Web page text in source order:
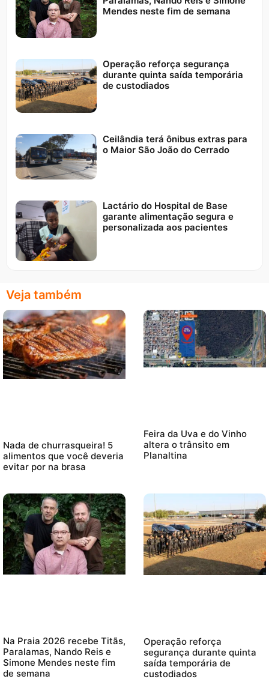
Mendes neste fim de semana
Operação reforça segurança
durante quinta saída temporária
de custodiados
Ceilândia terá ônibus extras para
o Maior São João do Cerrado
Lactário do Hospital de Base
garante alimentação segura e
personalizada aos pacientes
Veja também
Nada de churrasqueira! 5
alimentos que você deveria
evitar por na brasa
Feira da Uva e do Vinho
altera o trânsito em
Planaltina
Na Praia 2026 recebe Titãs,
Paralamas, Nando Reis e
Simone Mendes neste fim
de semana
Operação reforça
segurança durante quinta
saída temporária de
custodiados